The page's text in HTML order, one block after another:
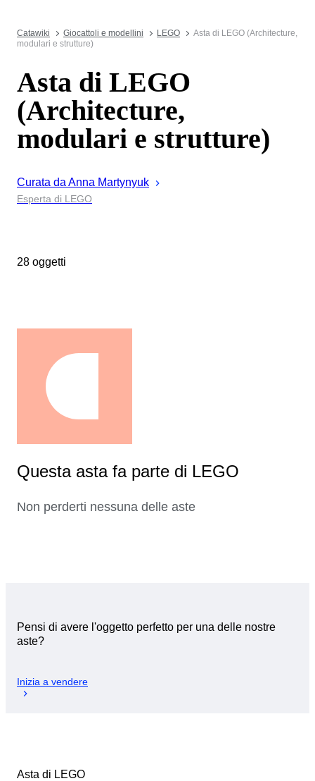
Catawiki Giocattoli e modellini LEGO
Asta di LEGO (Architecture,
modulari e strutture)
Asta di LEGO
(Architecture,
modulari e strutture)
Curata da Anna Martynyuk
Esperta di LEGO
28 oggetti
Questa asta fa parte di LEGO
Non perderti nessuna delle aste
Pensi di avere l'oggetto perfetto per una delle nostre
aste?
Inizia a vendere
Asta di LEGO